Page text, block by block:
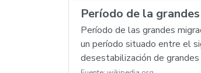
Período de la
Período de las grandes
un período situado entre el
desestabilización de